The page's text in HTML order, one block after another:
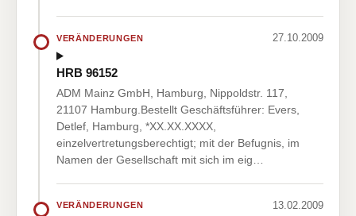
VERÄNDERUNGEN 27.10.2009
HRB 96152
ADM Mainz GmbH, Hamburg, Nippoldstr. 117,
21107 Hamburg.Bestellt Geschäftsführer: Evers,
Detlef, Hamburg, *XX.XX.XXXX,
einzelvertretungsberechtigt; mit der Befugnis, im
Namen der Gesellschaft mit sich im eig…
VERÄNDERUNGEN 13.02.2009